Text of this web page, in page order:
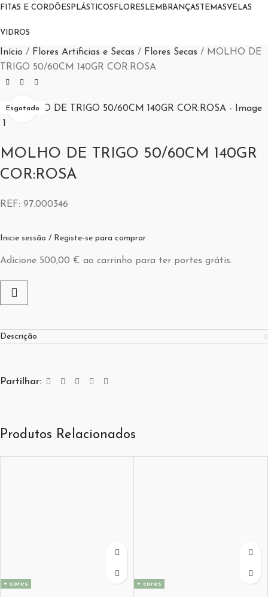
FITAS E CORDÕES PLÁSTICOS FLORES LEMBRANÇASTEMASVELAS
VIDROS
Início Flores Artificias e Secas Flores Secas
MOLHO DE
TRIGO 50/60CM 140GR COR:ROSA
EsgotadoAumentar Imagem
MOLHO DE TRIGO 50/60CM 140GR
COR:ROSA
REF: 97.000346
Inicie sessão / Registe-se para comprar
Adicione 500,00 € ao carrinho para ter portes grátis.
Descrição
Partilhar:
Produtos Relacionados
+ cores + cores